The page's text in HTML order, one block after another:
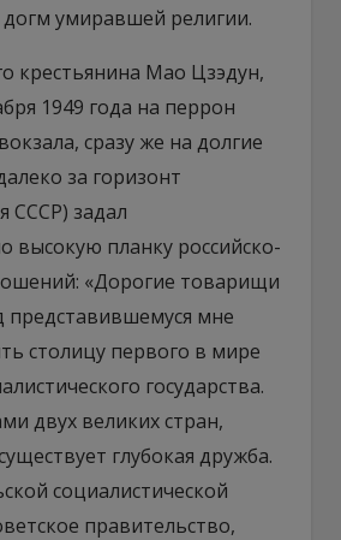
умиравшей религии.
крестьянина Мао Цзэдун,
1949 года на перрон
сразу же на долгие
за горизонт
СССР) задал
высокую планку российско-
«Дорогие товарищи
представившемуся мне
столицу первого в мире
государства.
двух великих стран,
глубокая дружба.
социалистической
правительство,